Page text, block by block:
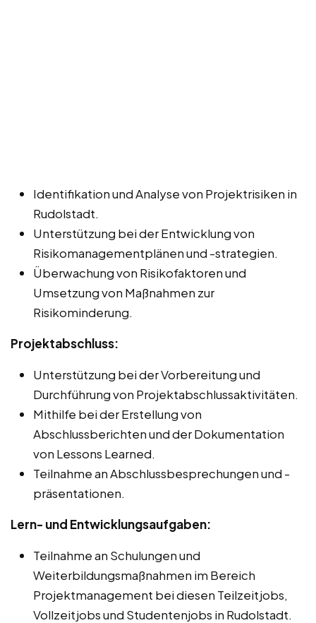
Identifikation und Analyse von Projektrisiken in
Rudolstadt.
Unterstützung bei der Entwicklung von
Risikomanagementplänen und -strategien.
Überwachung von Risikofaktoren und
Umsetzung von Maßnahmen zur
Risikominderung.
Projektabschluss:
Unterstützung bei der Vorbereitung und
Durchführung von Projektabschlussaktivitäten.
Mithilfe bei der Erstellung von
Abschlussberichten und der Dokumentation
von Lessons Learned.
Teilnahme an Abschlussbesprechungen und -
präsentationen.
Lern- und Entwicklungsaufgaben:
Teilnahme an Schulungen und
Weiterbildungsmaßnahmen im Bereich
Projektmanagement bei diesen Teilzeitjobs,
Vollzeitjobs und Studentenjobs in Rudolstadt.